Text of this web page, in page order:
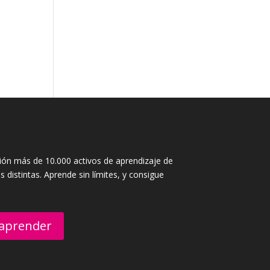
más de 10.000 activos de aprendizaje de
distintas. Aprende sin límites, y consigue